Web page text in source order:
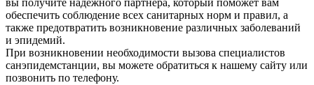
вы получите надежного партнера, который поможет вам
обеспечить соблюдение всех санитарных норм и правил, а
также предотвратить возникновение различных заболеваний
и эпидемий.
При возникновении необходимости вызова специалистов
санэпидемстанции, вы можете обратиться к нашему сайту или
позвонить по телефону.